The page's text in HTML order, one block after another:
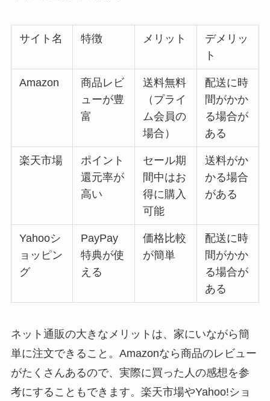
サイト名 特徴 メリット
デメリッ
ト
Amazon
商品レビ
ューが豊
富
送料無料
（プライ
ム会員の
場合）
配送に時
間がかか
る場合が
ある
楽天市場
ポイント
還元率が
高い
セール期
間中はお
得に購入
可能
送料がか
かる場合
がある
Yahooシ
ョッピン
グ
PayPay
特典が使
える
価格比較
が簡単
配送に時
間がかか
る場合が
ある
ネット通販の大きなメリットは、家にいながら簡
単に注文できること。Amazonなら商品のレビュー
がたくさんあるので、実際に買った人の感想を参
考にすることもできます。楽天市場やYahoo!ショ